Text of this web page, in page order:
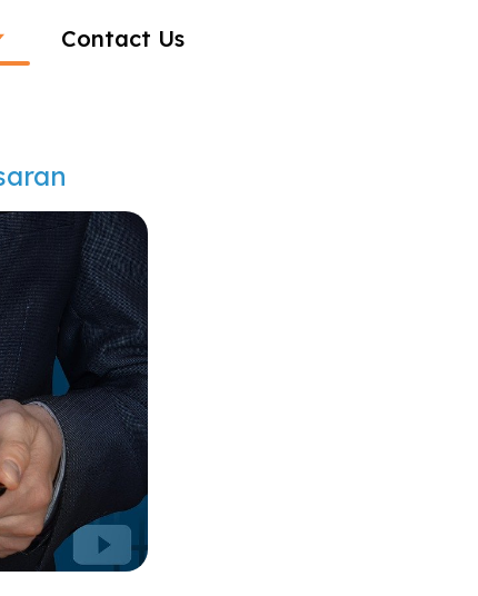
Contact Us